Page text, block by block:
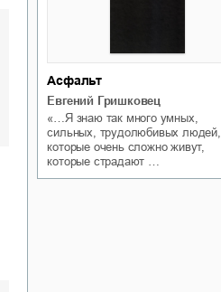
Асфальт
Евгений Гришковец
«…Я знаю так много умных,
сильных, трудолюбивых людей,
которые очень сложно живут,
которые страдают …